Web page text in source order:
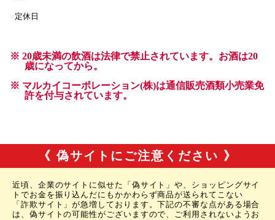
《 偽サイトにご注意ください 》
近頃、企業のサイトに似せた「偽サイト」や、ショッピングサイ
トでお金を振り込んだにもかかわらず商品が送られてこない
「詐欺サイト」が急増しております。下記の不審な点がある場合
は、偽サイトの可能性がございますので、ご利用されないようお